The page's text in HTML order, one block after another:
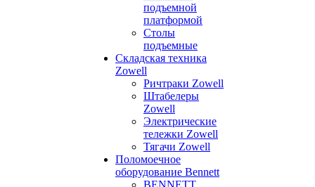
подъемной
платформой
Столы
подъемные
Складская техника
Zowell
Ричтраки Zowell
Штабелеры
Zowell
Электрические
тележки Zowell
Тягачи Zowell
Поломоечное
оборудование Bennett
BENNETT